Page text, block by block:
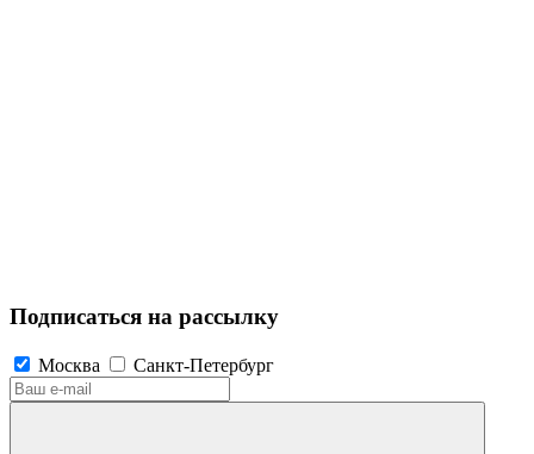
Подписаться на рассылку
Москва Санкт-Петербург